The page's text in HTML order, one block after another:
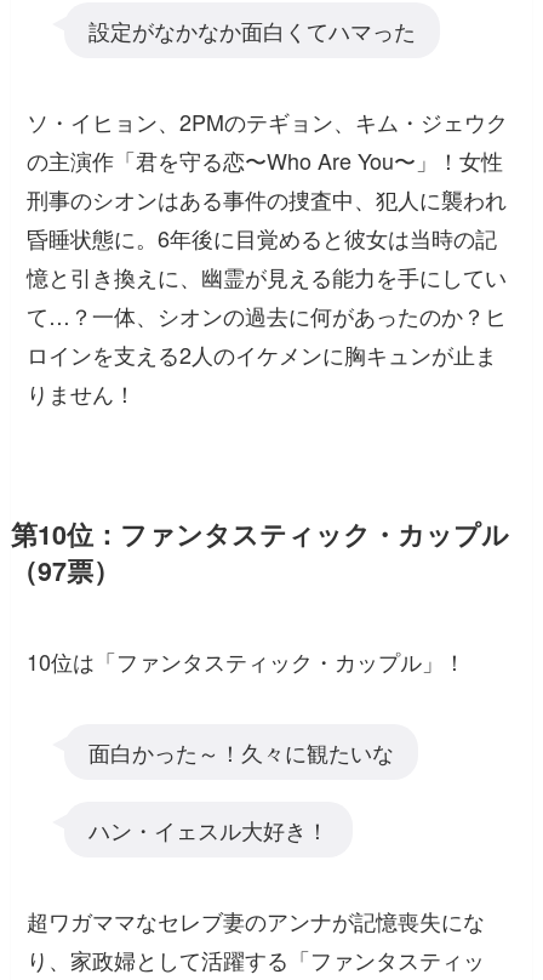
設定がなかなか面白くてハマった
ソ・イヒョン、2PMのテギョン、キム・ジェウク
の主演作「君を守る恋〜Who Are You〜」！女性
刑事のシオンはある事件の捜査中、犯人に襲われ
昏睡状態に。6年後に目覚めると彼女は当時の記
憶と引き換えに、幽霊が見える能力を手にしてい
て…？一体、シオンの過去に何があったのか？ヒ
ロインを支える2人のイケメンに胸キュンが止ま
りません！
第10位：ファンタスティック・カップル
（97票）
10位は「ファンタスティック・カップル」！
面白かった～！久々に観たいな
ハン・イェスル大好き！
超ワガママなセレブ妻のアンナが記憶喪失にな
り、家政婦として活躍する「ファンタスティッ